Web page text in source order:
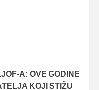
A: OVE GODINE
KOJI STIŽU